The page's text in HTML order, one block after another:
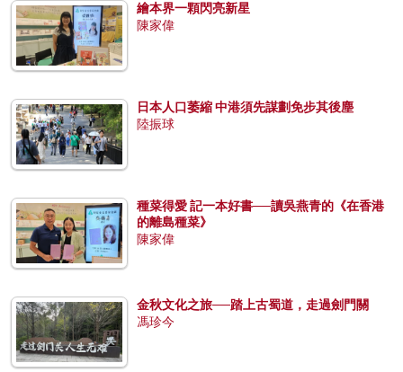
繪本界一顆閃亮新星
陳家偉
日本人口萎縮 中港須先謀劃免步其後塵
陸振球
種菜得愛 記一本好書──讀吳燕青的《在香港
的離島種菜》
陳家偉
金秋文化之旅──踏上古蜀道，走過劍門關
馮珍今